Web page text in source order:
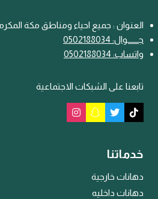
العنوان : جميع احياء ومناطق مكة
جـــ
ــوال: 0502188034
واتساب: 0502188034
تابعنا على الشبكات الاجتماعية
خدماتنا
دهانات خارجية
دهانات داخليه